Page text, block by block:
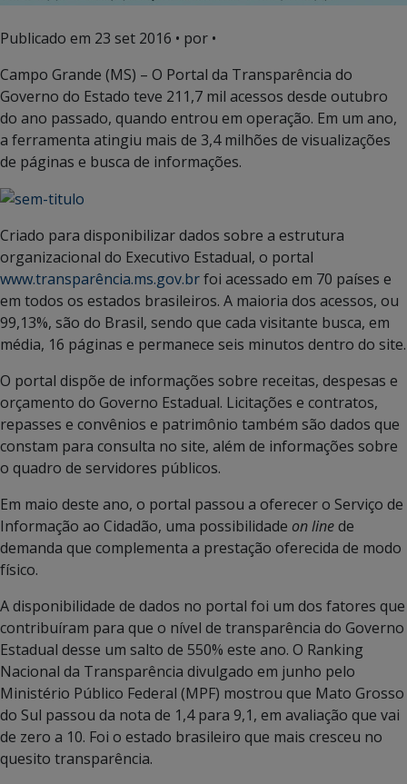
Publicado em 23 set 2016 • por •
Campo Grande (MS) – O Portal da Transparência do
Governo do Estado teve 211,7 mil acessos desde outubro
do ano passado, quando entrou em operação. Em um ano,
a ferramenta atingiu mais de 3,4 milhões de visualizações
de páginas e busca de informações.
Criado para disponibilizar dados sobre a estrutura
organizacional do Executivo Estadual, o portal
www.transparência.ms.gov.brfoi acessado em 70 países e
em todos os estados brasileiros. A maioria dos acessos, ou
99,13%, são do Brasil, sendo que cada visitante busca, em
média, 16 páginas e permanece seis minutos dentro do site.
O portal dispõe de informações sobre receitas, despesas e
orçamento do Governo Estadual. Licitações e contratos,
repasses e convênios e patrimônio também são dados que
constam para consulta no site, além de informações sobre
o quadro de servidores públicos.
Em maio deste ano, o portal passou a oferecer o Serviço de
Informação ao Cidadão, uma possibilidade on linede
demanda que complementa a prestação oferecida de modo
físico.
A disponibilidade de dados no portal foi um dos fatores que
contribuíram para que o nível de transparência do Governo
Estadual desse um salto de 550% este ano. O Ranking
Nacional da Transparência divulgado em junho pelo
Ministério Público Federal (MPF) mostrou que Mato Grosso
do Sul passou da nota de 1,4 para 9,1, em avaliação que vai
de zero a 10. Foi o estado brasileiro que mais cresceu no
quesito transparência.